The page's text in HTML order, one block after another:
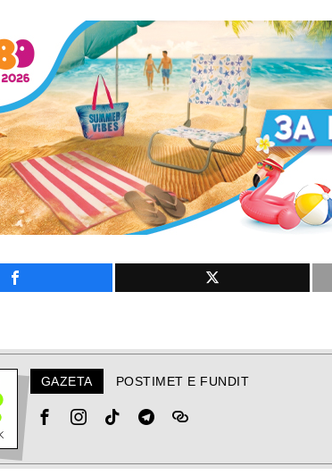
GAZETA POSTIMET E FUNDIT